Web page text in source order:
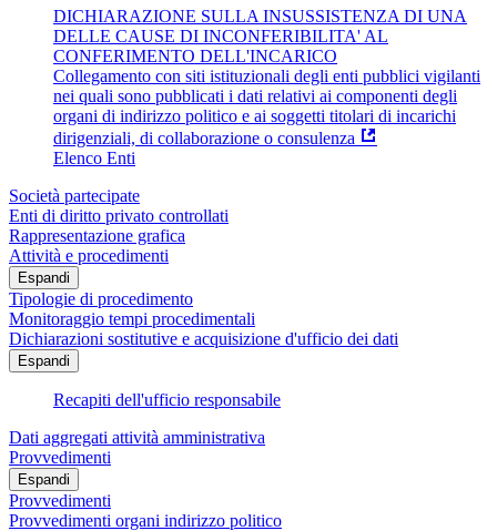
DICHIARAZIONE SULLA INSUSSISTENZA DI UNA
DELLE CAUSE DI INCONFERIBILITA' AL
CONFERIMENTO DELL'INCARICO
Collegamento con siti istituzionali degli enti pubblici vigilanti
nei quali sono pubblicati i dati relativi ai componenti degli
organi di indirizzo politico e ai soggetti titolari di incarichi
dirigenziali, di collaborazione o consulenza
Elenco Enti
Società partecipate
Enti di diritto privato controllati
Rappresentazione grafica
Attività e procedimenti
Espandi
Tipologie di procedimento
Monitoraggio tempi procedimentali
Dichiarazioni sostitutive e acquisizione d'ufficio dei dati
Espandi
Recapiti dell'ufficio responsabile
Dati aggregati attività amministrativa
Provvedimenti
Espandi
Provvedimenti
Provvedimenti organi indirizzo politico